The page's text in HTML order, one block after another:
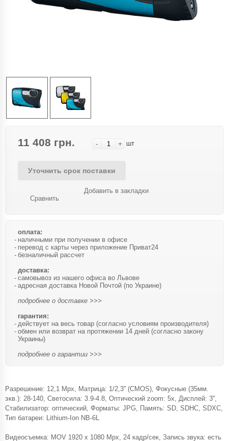
11 408 грн. - + шт
Уточнить срок поставки
Сравнить
Добавить в закладки
оплата:
наличными при получении в офисе
перевод с карты через приложение Приват24
безналичный рассчет
доставка:
самовывоз из нашего офиса во Львове
адресная доставка Новой Почтой (по Украине)
подробнее о доставке >>>
гарантия:
действует на весь товар (согласно условиям производителя)
обмен или возврат на протяжении 14 дней (согласно закону
Украины)
подробнее о гарантии >>>
Разрешение: 12,1 Mpx, Матрица: 1/2,3'' (CMOS), Фокусные (35мм.
экв.): 28-140, Светосила: 3.9-4.8, Оптический zoom: 5x, Дисплей: 3'',
Стабилизатор: оптический, Форматы: JPG, Память: SD, SDHC, SDXC,
Тип батареи: Lithium-Ion NB-6L
Видеосъемка: MOV 1920 x 1080 Mpx, 24 кадр/сек, Запись звука: есть